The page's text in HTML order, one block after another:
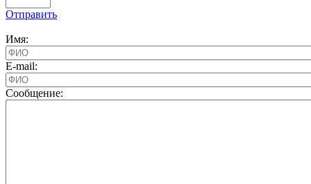
Отправить
Имя:
E-mail:
Cообщение: